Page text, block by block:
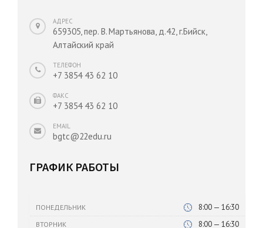
АДРЕС
659305, пер. В. Мартьянова, д.42, г.Бийск,
Алтайский край
ТЕЛЕФОН
+7 3854 43 62 10
ФАКС
+7 3854 43 62 10
EMAIL
bgtc@22edu.ru
ГРАФИК РАБОТЫ
ПОНЕДЕЛЬНИК 8:00 — 16:30
ВТОРНИК 8:00 — 16:30